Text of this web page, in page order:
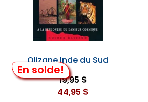
En solde!
Olizane Inde du Sud
19,95 $
44,95 $